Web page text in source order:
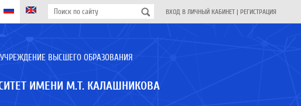
ВХОД В ЛИЧНЫЙ КАБИНЕТ | РЕГИСТРАЦИЯ
ВЫСШЕГО ОБРАЗОВАНИЯ
ИМЕНИ М.Т. КАЛАШНИКОВА